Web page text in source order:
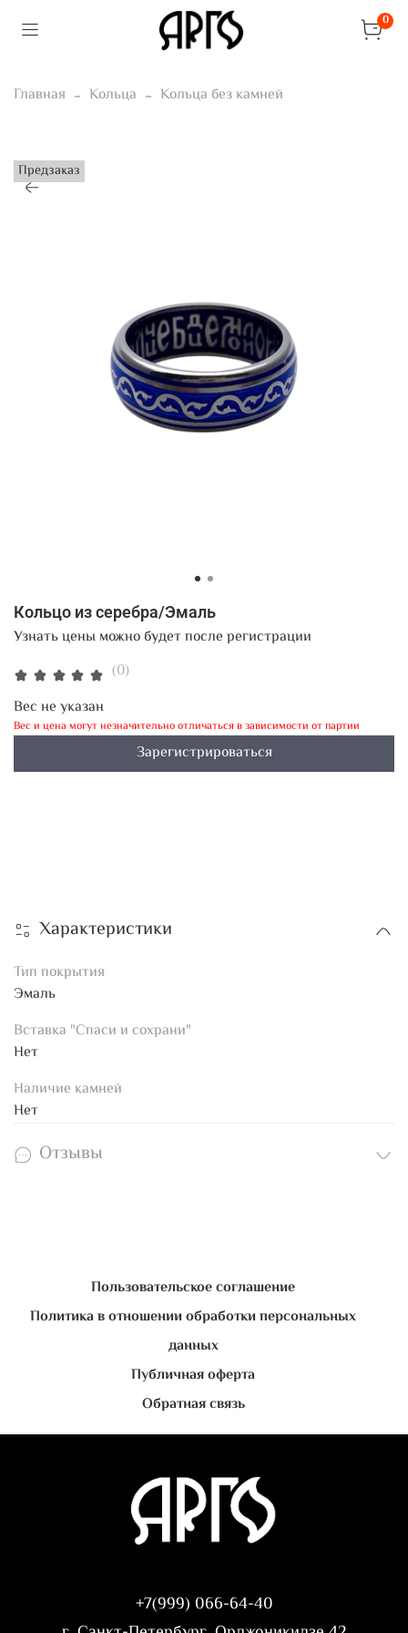
0
Главная Кольца Кольца без камней
Предзаказ
(0)
Кольцо из серебра/Эмаль
Узнать цены можно будет после регистрации
Вес не указан
Вес и цена могут незначительно отличаться в зависимости от партии
Зарегистрироваться
Характеристики
Тип покрытия
Эмаль
Вставка "Спаси и сохрани"
Нет
Наличие камней
Нет
Отзывы
Пользовательское соглашение
Политика в отношении обработки персональных
данных
Публичная оферта
Обратная связь
+7(999) 066-64-40